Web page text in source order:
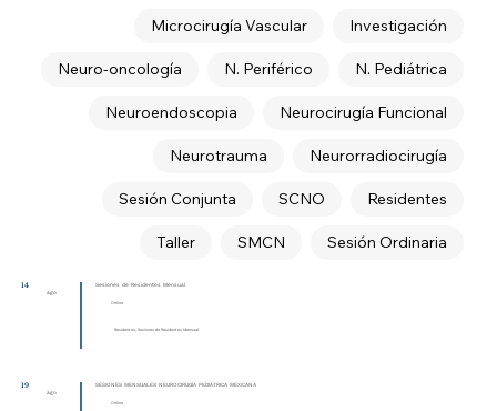
Investigación
Microcirugía Vascular
N. Pediátrica
N. Periférico
Neuro-oncología
Neurocirugía Funcional
Neuroendoscopia
Neurorradiocirugía
Neurotrauma
Residentes
SCNO
Sesión Conjunta
Sesión Ordinaria
SMCN
Taller
14
ago
Sesiones de Residentes Mensual
Online
Residentes, Sesiones de Residentes Mensual
19
ago
SESIONES MENSUALES NEUROCIRUGÍA PEDIÁTRICA MEXICANA
Online